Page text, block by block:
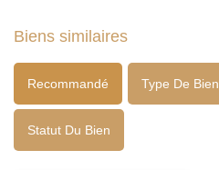
Biens similaires
Recommandé Type De Bien
Statut Du Bien